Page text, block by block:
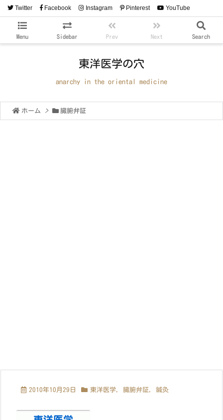
Menu Sidebar Prev Next Search
Twitter Facebook Instagram Pinterest YouTube
RSS
東洋医学の穴
anarchy in the oriental medicine
ホーム > 臓腑弁証
2010年10月29日 東洋医学, 臓腑弁証, 鍼灸